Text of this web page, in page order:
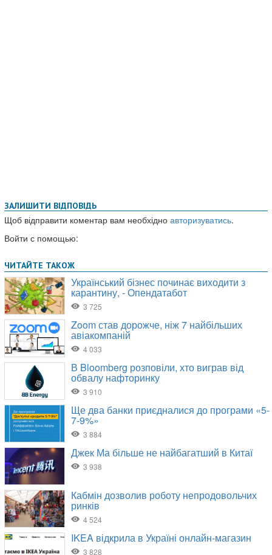
ЗАЛИШИТИ ВІДПОВІДЬ
Щоб відправити коментар вам необхідно авторизуватись.
Войти с помощью: